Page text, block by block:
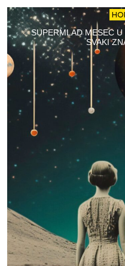
SUPERMLAD MESEC
SVAKI